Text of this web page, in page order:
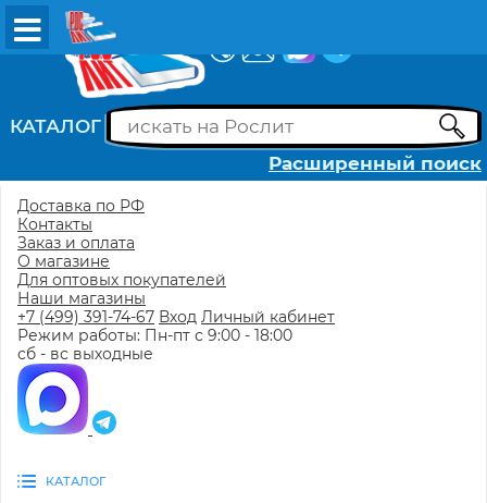
КАТАЛОГ
Расширенный поиск
Доставка по РФ
Контакты
Заказ и оплата
О магазине
Для оптовых покупателей
Наши магазины
+7 (499) 391-74-67 Вход Личный кабинет
Режим работы: Пн-пт с 9:00 - 18:00
сб - вс выходные
КАТАЛОГ